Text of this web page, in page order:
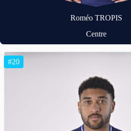
Roméo TROPIS
Centre
#20